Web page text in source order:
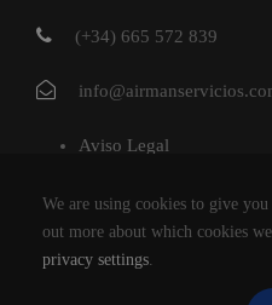
(+34) 665 572 839
Aviso Legal
Política de Cookies
We are using cookies to give
out more about which cookies
privacy settings.